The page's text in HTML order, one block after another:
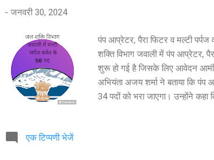
- जनवरी 30, 2024
पंप आप्रेटर, पैरा फिटर व मल्टी
शक्ति विभाग जवाली में पंप आप्रेटर,
शुरू हो गई है जिसके लिए आवेदन
अभियंता अजय शर्मा ने बताया कि
34 पदों को भरा जाएगा। उन्होंने
आप्रेटर कम मेकेनिक ट्रेड में आईटीआई
एक टिप्पणी भेजें